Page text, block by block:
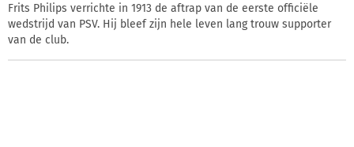
Frits Philips verrichte in 1913 de aftrap van de eerste officiële
wedstrijd van PSV. Hij bleef zijn hele leven lang trouw supporter
van de club.